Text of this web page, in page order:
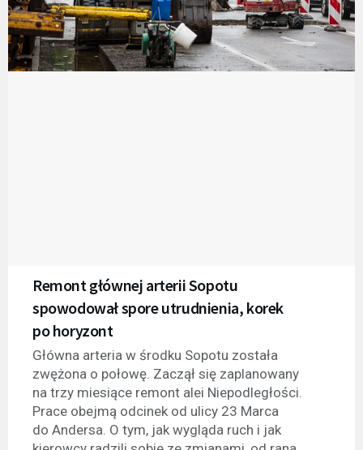
Remont głównej arterii Sopotu
spowodował spore utrudnienia, korek
po horyzont
Główna arteria w środku Sopotu została
zwężona o połowę. Zaczął się zaplanowany
na trzy miesiące remont alei Niepodległości.
Prace obejmą odcinek od ulicy 23 Marca
do Andersa. O tym, jak wygląda ruch i jak